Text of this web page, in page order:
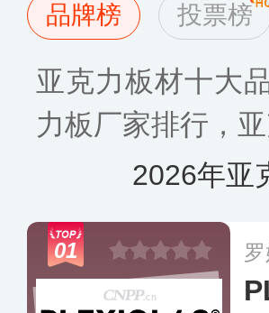
品牌榜 投票榜
亚克力板材十大
力板厂家排行，
2026年亚
01